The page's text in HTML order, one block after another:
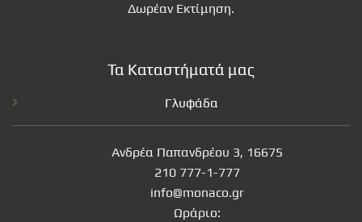
Δωρέαν Εκτίμηση.
Τα Καταστήματά μας
Γλυφάδα
Ανδρέα Παπανδρέου 3, 16675
210 777-1-777
info@monaco.gr
Ωράριο: